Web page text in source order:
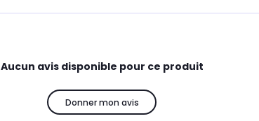
Aucun avis disponible pour ce produit
Donner mon avis